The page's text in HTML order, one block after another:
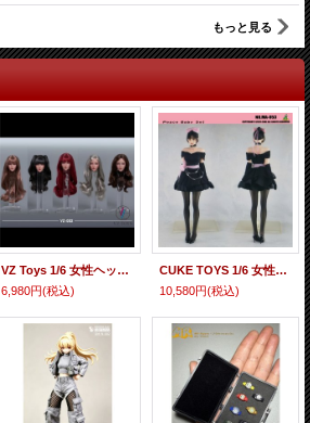
もっと見る
VZ Toys 1/6 女性ヘッド 小葉 Xiaoye 眼球可動 5種 VZ-002 *予約
6,980円(税込)
CUKE TOYS 1/6 女性フィギュア用 服 Peace Baby Set MA-053 *予約
10,580円(税込)